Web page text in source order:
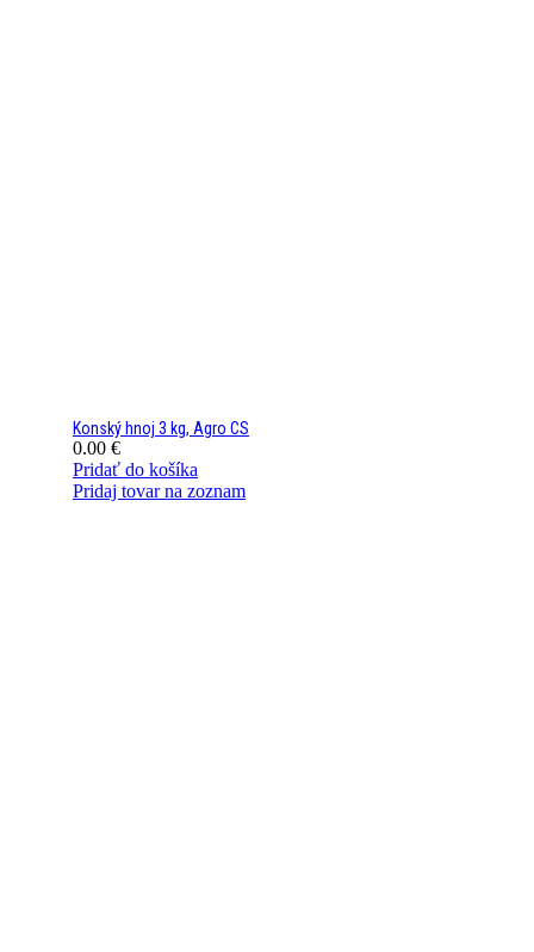
Konský hnoj 3 kg, Agro CS
0.00 €
Pridať do košíka
Pridaj tovar na zoznam